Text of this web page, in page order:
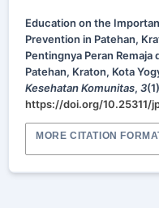
Education on the
Prevention in Patehan,
Pentingnya Peran
Patehan, Kraton, Kota
Kesehatan Komunitas, 3
https://doi.org/10.25311/
MORE CITATION